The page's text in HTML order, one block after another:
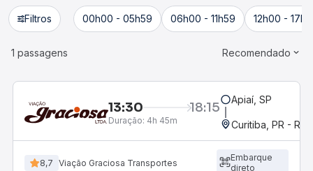
Filtros 00h00 - 05h59 06h00 - 11h59 12h00 -
1 passagens Recomendado
13:30 18:15
Duração: 4h 45m
Apiaí, SP
Curitiba, PR -
8,7 Viação Graciosa Transportes
Embarque
direto